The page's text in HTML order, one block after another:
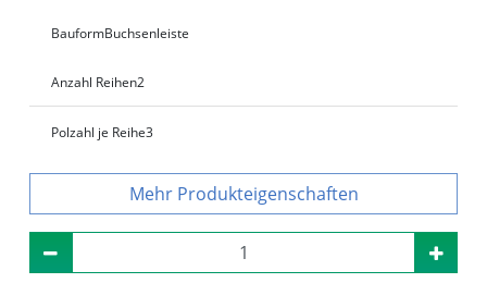
BauformBuchsenleiste
Anzahl Reihen2
Polzahl je Reihe3
Produkteigenschaften